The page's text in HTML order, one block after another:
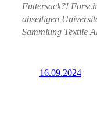
Futtersack?!
abseitigen
Sammlung Textile
16.09.2024